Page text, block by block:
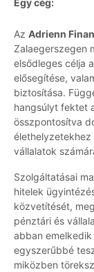
Egy cég:
Az Adrienn
Zalaegerszegen
elsődleges célja
elősegítése,
biztosítása.
hangsúlyt fektet
összpontosítva
élethelyzetekhez
vállalatok
Szolgáltatásai
hitelek
közvetítését,
pénztári és
abban
egyszerűbbé
miközben